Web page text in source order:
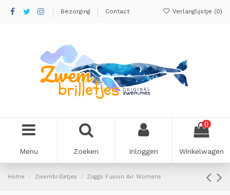
Bezorging Contact Verlanglijstje (0)
Menu Zoeken Inloggen
0
Winkelwagen
Home Zwembrilletjes Zoggs Fusion Air Womens